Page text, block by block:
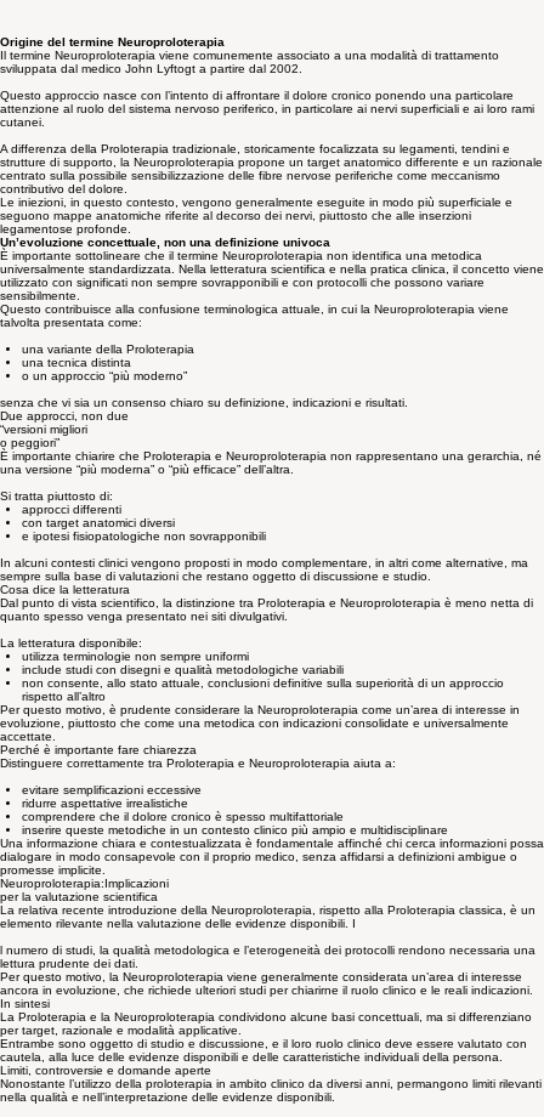
Il termine Neuroproloterapia viene comunemente associato a una modalità di trattamento
sviluppata dal medico John Lyftogt a partire dal 2002.
attenzione al ruolo del sistema nervoso periferico, in particolare ai nervi superficiali e ai loro rami
cutanei.
A differenza della Proloterapia tradizionale, storicamente focalizzata su legamenti, tendini e
strutture di supporto, la Neuroproloterapia propone un target anatomico differente e un razionale
centrato sulla possibile sensibilizzazione delle fibre nervose periferiche come meccanismo
contributivo del dolore.
Le iniezioni, in questo contesto, vengono generalmente eseguite in modo più superficiale e
seguono mappe anatomiche riferite al decorso dei nervi, piuttosto che alle inserzioni
legamentose profonde.
Un’evoluzione concettuale, non una definizione univoca
È importante sottolineare che il termine Neuroproloterapia non identifica una metodica
universalmente standardizzata. Nella letteratura scientifica e nella pratica clinica, il concetto viene
utilizzato con significati non sempre sovrapponibili e con protocolli che possono variare
Questo contribuisce alla confusione terminologica attuale, in cui la Neuroproloterapia viene
talvolta presentata come:
una tecnica distinta
o un approccio “più moderno”
senza che vi sia un consenso chiaro su definizione, indicazioni e risultati.
Due approcci, non due
“versioni migliori
È importante chiarire che Proloterapia e Neuroproloterapia non rappresentano una gerarchia, né
una versione “più moderna” o “più efficace” dell’altra.
Si tratta piuttosto di:
con target anatomici diversi
e ipotesi fisiopatologiche non sovrapponibili
In alcuni contesti clinici vengono proposti in modo complementare, in altri come alternative, ma
sempre sulla base di valutazioni che restano oggetto di discussione e studio.
Dal punto di vista scientifico, la distinzione tra Proloterapia e Neuroproloterapia è meno netta di
quanto spesso venga presentato nei siti divulgativi.
La letteratura disponibile:
utilizza terminologie non sempre uniformi
include studi con disegni e qualità metodologiche variabili
non consente, allo stato attuale, conclusioni definitive sulla superiorità di un approccio
rispetto all’altro
Per questo motivo, è prudente considerare la Neuroproloterapia come un’area di interesse in
evoluzione, piuttosto che come una metodica con indicazioni consolidate e universalmente
Perché è importante fare chiarezza
Distinguere correttamente tra Proloterapia e Neuroproloterapia aiuta a:
evitare semplificazioni eccessive
ridurre aspettative irrealistiche
comprendere che il dolore cronico è spesso multifattoriale
inserire queste metodiche in un contesto clinico più ampio e multidisciplinare
Una informazione chiara e contestualizzata è fondamentale affinché chi cerca informazioni possa
dialogare in modo consapevole con il proprio medico, senza affidarsi a definizioni ambigue o
promesse implicite.
Neuroproloterapia:Implicazioni
La relativa recente introduzione della Neuroproloterapia, rispetto alla Proloterapia classica, è un
elemento rilevante nella valutazione delle evidenze disponibili. I
l numero di studi, la qualità metodologica e l’eterogeneità dei protocolli rendono necessaria una
lettura prudente dei dati.
Per questo motivo, la Neuroproloterapia viene generalmente considerata un’area di interesse
ancora in evoluzione, che richiede ulteriori studi per chiarirne il ruolo clinico e le reali indicazioni.
In sintesi
La Proloterapia e la Neuroproloterapia condividono alcune basi concettuali, ma si differenziano
per target, razionale e modalità applicative.
Entrambe sono oggetto di studio e discussione, e il loro ruolo clinico deve essere valutato con
cautela, alla luce delle evidenze disponibili e delle caratteristiche individuali della persona.